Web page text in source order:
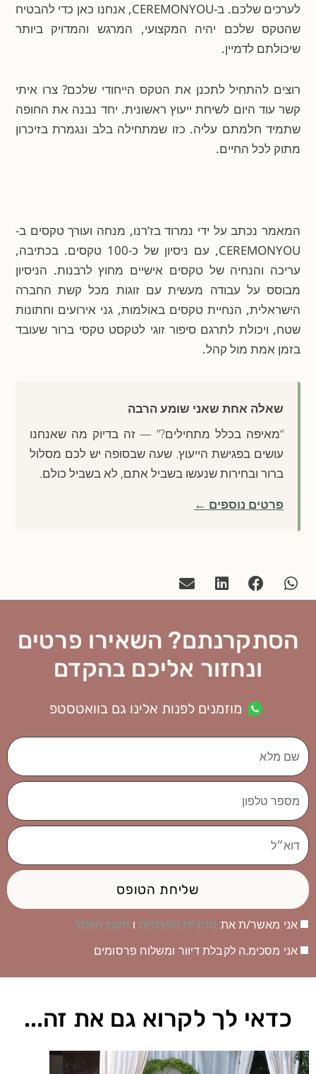
לערכים שלכם. ב-CEREMONYOU, אנחנו כאן כדי להבטיח
שהטקס שלכם יהיה המקצועי, המרגש והמדויק ביותר
שיכולתם לדמיין.
רוצים להתחיל לתכנן את הטקס הייחודי שלכם? צרו איתי
קשר עוד היום לשיחת ייעוץ ראשונית. יחד נבנה את החופה
שתמיד חלמתם עליה. כזו שמתחילה בלב ונגמרת בזיכרון
מתוק לכל החיים.
המאמר נכתב על ידי נמרוד בז’רנו, מנחה ועורך טקסים ב-
CEREMONYOU, עם ניסיון של כ-100 טקסים. בכתיבה,
עריכה והנחיה של טקסים אישיים מחוץ לרבנות. הניסיון
מבוסס על עבודה מעשית עם זוגות מכל קשת החברה
הישראלית, הנחיית טקסים באולמות, גני אירועים וחתונות
שטח, ויכולת לתרגם סיפור זוגי לטקסט טקסי ברור שעובד
בזמן אמת מול קהל.
שאלה אחת שאני שומע הרבה
“מאיפה בכלל מתחילים?” — זה בדיוק מה שאנחנו
עושים בפגישת הייעוץ. שעה שבסופה יש לכם מסלול
ברור ובחירות שנעשו בשביל אתם, לא בשביל כולם.
פרטים נוספים ←
הסתקרנתם? השאירו פרטים
ונחזור אליכם בהקדם
מוזמנים לפנות אלינו גם בוואטסטפ
שם
מלא
מספר
טלפון
דוא״ל
אני מאשר/ת אתמדיניות הפרטיותו תקנון האתר
אני מסכימ.ה לקבלת דיוור ומשלוח פרסומים
שליחת הטופס
כדאי לך לקרוא גם את זה...